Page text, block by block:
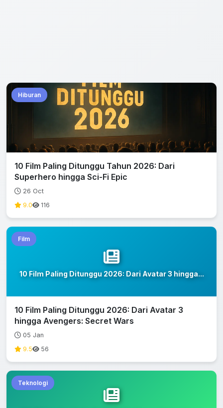
Hiburan
10 Film Paling Ditunggu Tahun 2026: Dari
Superhero hingga Sci-Fi Epic
26 Oct
9.0
116
10 Film Paling Ditunggu 2026: Dari Avatar 3 hingga...
Film
10 Film Paling Ditunggu 2026: Dari Avatar 3
hingga Avengers: Secret Wars
05 Jan
9.5
56
Teknologi